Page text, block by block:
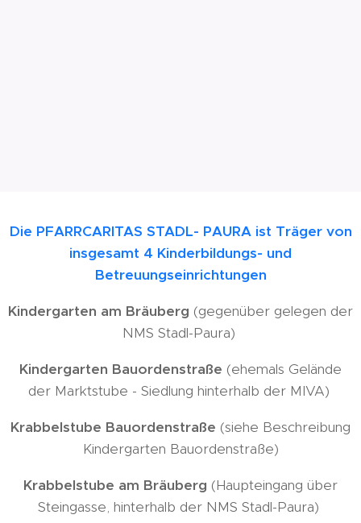
Die PFARRCARITAS STADL- PAURA ist Träger von
insgesamt 4 Kinderbildungs- und
Betreuungseinrichtungen
Kindergarten am Bräuberg (gegenüber gelegen der
NMS Stadl-Paura)
Kindergarten Bauordenstraße (ehemals Gelände
der Marktstube - Siedlung hinterhalb der MIVA)
Krabbelstube Bauordenstraße (siehe Beschreibung
Kindergarten Bauordenstraße)
Krabbelstube am Bräuberg (Haupteingang über
Steingasse, hinterhalb der NMS Stadl-Paura)